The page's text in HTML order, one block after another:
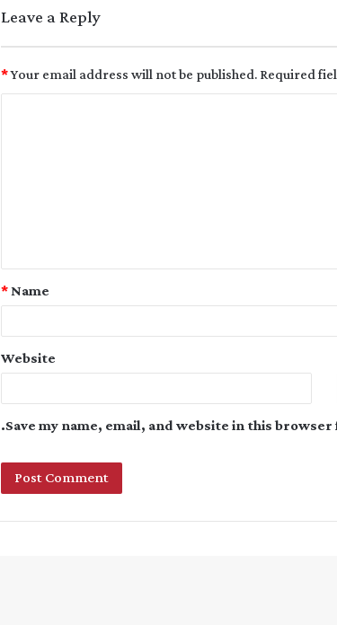
Leave a Reply
Your email address will not be published.Required
*
Name
*
Website
Save my name, email, and website in this